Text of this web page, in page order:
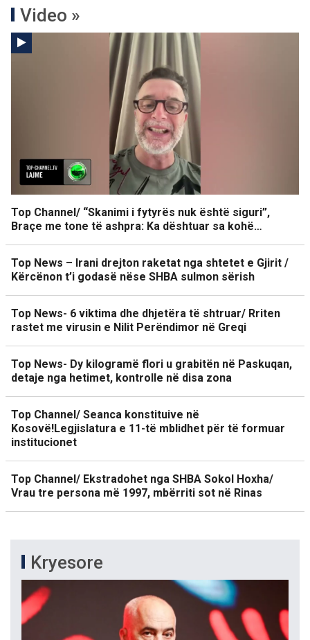
Video »
Top Channel/ “Skanimi i fytyrës nuk është siguri”,
Braçe me tone të ashpra: Ka dështuar sa kohë…
Top News – Irani drejton raketat nga shtetet e Gjirit /
Kërcënon t’i godasë nëse SHBA sulmon sërish
Top News- 6 viktima dhe dhjetëra të shtruar/ Rriten
rastet me virusin e Nilit Perëndimor në Greqi
Top News- Dy kilogramë flori u grabitën në Paskuqan,
detaje nga hetimet, kontrolle në disa zona
Top Channel/ Seanca konstituive në
Kosovë!Legjislatura e 11-të mblidhet për të formuar
institucionet
Top Channel/ Ekstradohet nga SHBA Sokol Hoxha/
Vrau tre persona më 1997, mbërriti sot në Rinas
Kryesore